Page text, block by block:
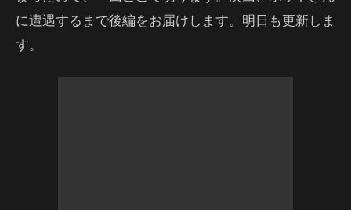
に遭遇するまで後編をお届けします。明日も更新しま
す。